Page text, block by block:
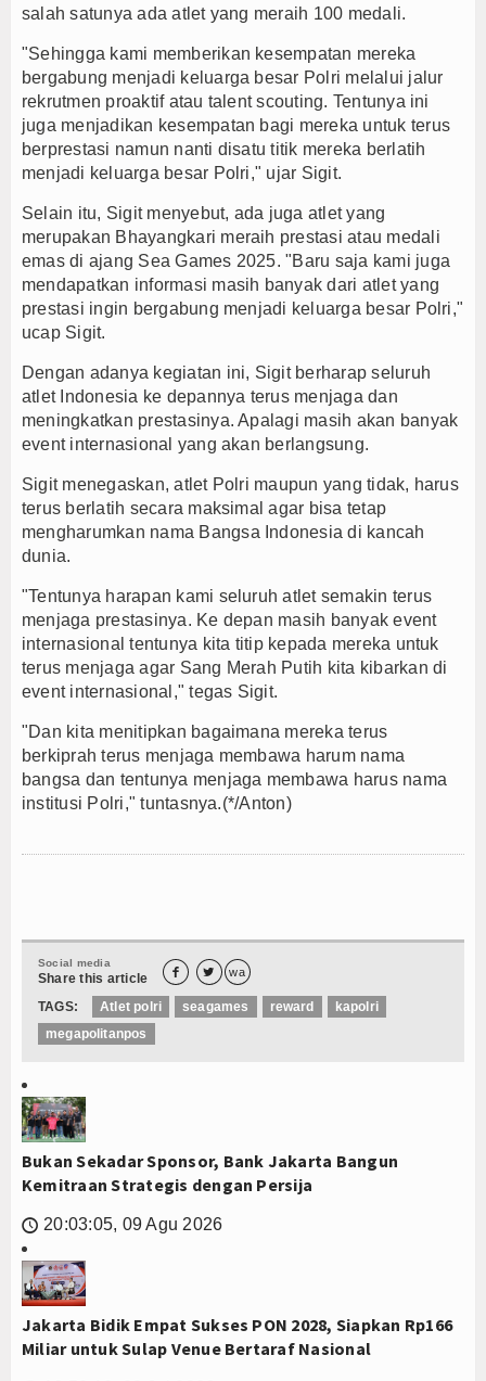
salah satunya ada atlet yang meraih 100 medali.
"Sehingga kami memberikan kesempatan mereka
bergabung menjadi keluarga besar Polri melalui jalur
rekrutmen proaktif atau talent scouting. Tentunya ini
juga menjadikan kesempatan bagi mereka untuk terus
berprestasi namun nanti disatu titik mereka berlatih
menjadi keluarga besar Polri," ujar Sigit.
Selain itu, Sigit menyebut, ada juga atlet yang
merupakan Bhayangkari meraih prestasi atau medali
emas di ajang Sea Games 2025. "Baru saja kami juga
mendapatkan informasi masih banyak dari atlet yang
prestasi ingin bergabung menjadi keluarga besar Polri,"
ucap Sigit.
Dengan adanya kegiatan ini, Sigit berharap seluruh
atlet Indonesia ke depannya terus menjaga dan
meningkatkan prestasinya. Apalagi masih akan banyak
event internasional yang akan berlangsung.
Sigit menegaskan, atlet Polri maupun yang tidak, harus
terus berlatih secara maksimal agar bisa tetap
mengharumkan nama Bangsa Indonesia di kancah
dunia.
"Tentunya harapan kami seluruh atlet semakin terus
menjaga prestasinya. Ke depan masih banyak event
internasional tentunya kita titip kepada mereka untuk
terus menjaga agar Sang Merah Putih kita kibarkan di
event internasional," tegas Sigit.
"Dan kita menitipkan bagaimana mereka terus
berkiprah terus menjaga membawa harum nama
bangsa dan tentunya menjaga membawa harus nama
institusi Polri," tuntasnya.(*/Anton)
Social media
Share this article   wa
TAGS: Atlet polri seagames reward
kapolri
megapolitanpos
Bukan Sekadar Sponsor, Bank Jakarta Bangun
Kemitraan Strategis dengan Persija
🕔 20:03:05, 09 Agu 2026
Jakarta Bidik Empat Sukses PON 2028, Siapkan Rp166
Miliar untuk Sulap Venue Bertaraf Nasional